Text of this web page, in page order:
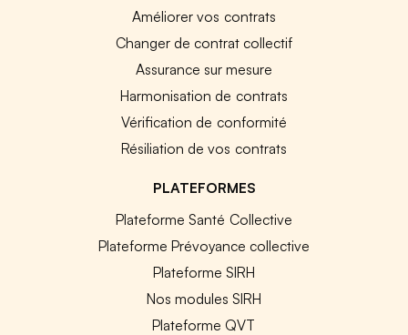
Améliorer vos contrats
Changer de contrat collectif
Assurance sur mesure
Harmonisation de contrats
Vérification de conformité
Résiliation de vos contrats
PLATEFORMES
Plateforme Santé Collective
Plateforme Prévoyance collective
Plateforme SIRH
Nos modules SIRH
Plateforme QVT